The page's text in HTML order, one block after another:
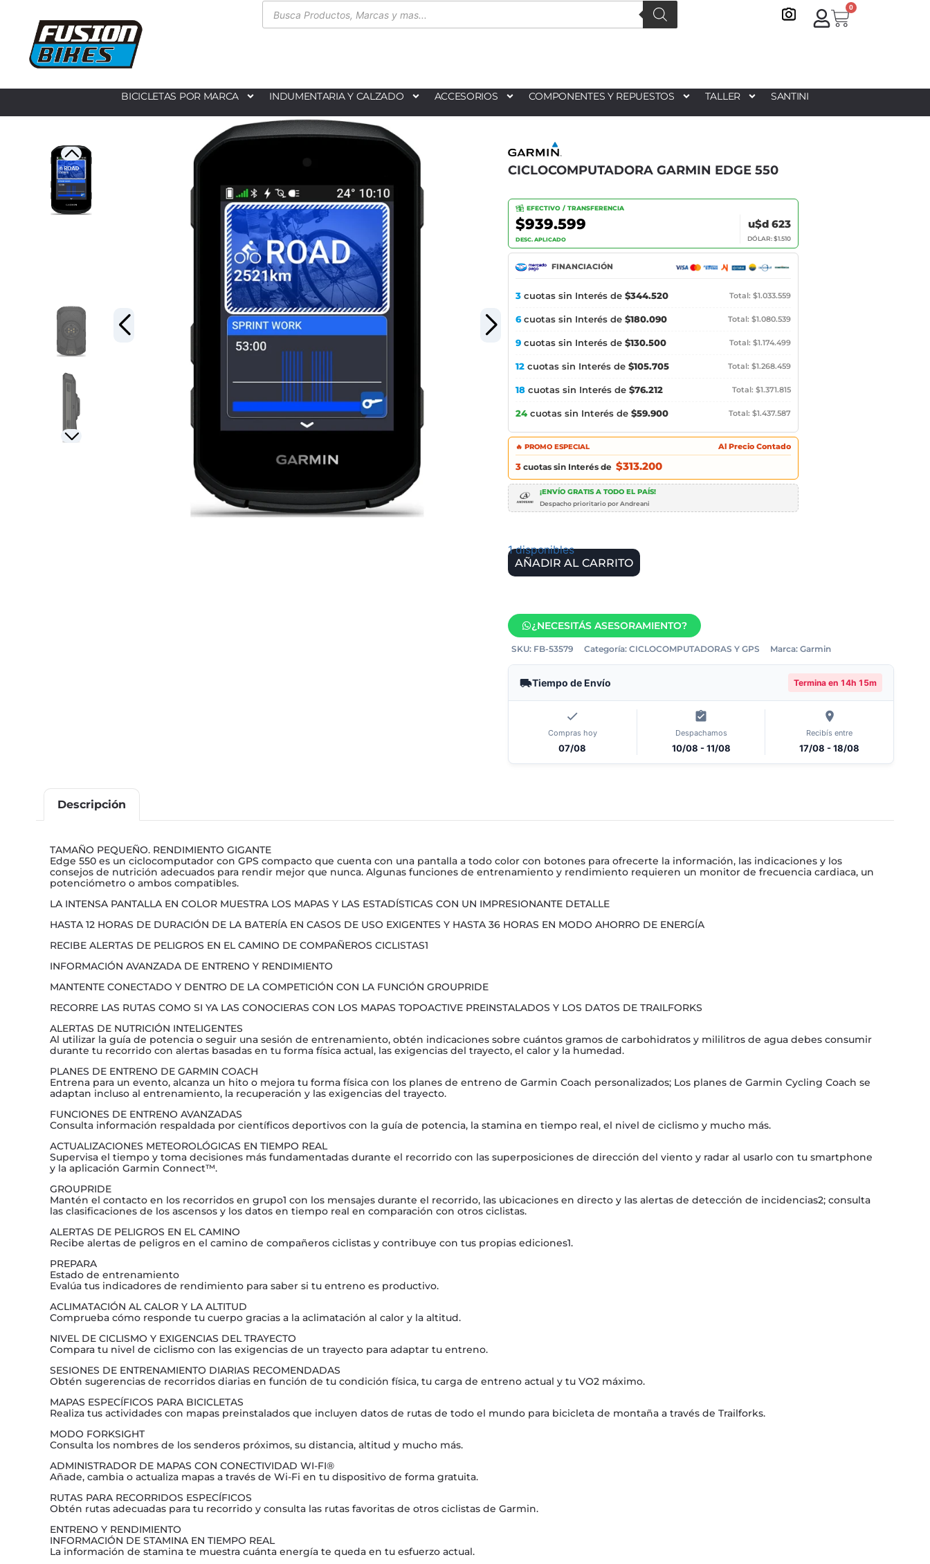
0
BICICLETAS POR MARCA INDUMENTARIA Y CALZADO ACCESORIOS COMPONENTES Y REPUESTOS TALLER SANTINI
CICLOCOMPUTADORA GARMIN EDGE 550
EFECTIVO / TRANSFERENCIA
$939.599
DESC. APLICADO
u$d 623
DÓLAR: $1.510
FINANCIACIÓN
3 cuotas sin Interés de $344.520 Total: $1.033.559
6cuotas sin Interés de $180.090 Total: $1.080.539
9 cuotas sin Interés de $130.500 Total: $1.174.499
12 cuotas sin Interés de $105.705 Total: $1.268.459
18 cuotas sin Interés de $76.212 Total: $1.371.815
24 cuotas sin Interés de $59.900 Total: $1.437.587
🔥 PROMO ESPECIAL Al Precio Contado
3 cuotas sin Interés de $313.200
¡ENVÍO GRATIS A TODO EL PAÍS!
Despacho prioritario por Andreani
1 disponibles
AÑADIR AL CARRITO
¿NECESITÁS ASESORAMIENTO?
SKU: FB-53579 Categoría: CICLOCOMPUTADORAS Y GPS Marca: Garmin
Tiempo de Envío Termina en 14h 15m
Compras hoy
07/08
Despachamos
10/08 - 11/08
Recibís entre
17/08 - 18/08
Descripción
TAMAÑO PEQUEÑO. RENDIMIENTO GIGANTE
Edge 550 es un ciclocomputador con GPS compacto que cuenta con una pantalla a todo color con botones para ofrecerte la información, las indicaciones y los
consejos de nutrición adecuados para rendir mejor que nunca. Algunas funciones de entrenamiento y rendimiento requieren un monitor de frecuencia cardiaca, un
potenciómetro o ambos compatibles.
LA INTENSA PANTALLA EN COLOR MUESTRA LOS MAPAS Y LAS ESTADÍSTICAS CON UN IMPRESIONANTE DETALLE
HASTA 12 HORAS DE DURACIÓN DE LA BATERÍA EN CASOS DE USO EXIGENTES Y HASTA 36 HORAS EN MODO AHORRO DE ENERGÍA
RECIBE ALERTAS DE PELIGROS EN EL CAMINO DE COMPAÑEROS CICLISTAS1
INFORMACIÓN AVANZADA DE ENTRENO Y RENDIMIENTO
MANTENTE CONECTADO Y DENTRO DE LA COMPETICIÓN CON LA FUNCIÓN GROUPRIDE
RECORRE LAS RUTAS COMO SI YA LAS CONOCIERAS CON LOS MAPAS TOPOACTIVE PREINSTALADOS Y LOS DATOS DE TRAILFORKS
ALERTAS DE NUTRICIÓN INTELIGENTES
Al utilizar la guía de potencia o seguir una sesión de entrenamiento, obtén indicaciones sobre cuántos gramos de carbohidratos y mililitros de agua debes consumir
durante tu recorrido con alertas basadas en tu forma física actual, las exigencias del trayecto, el calor y la humedad.
PLANES DE ENTRENO DE GARMIN COACH
Entrena para un evento, alcanza un hito o mejora tu forma física con los planes de entreno de Garmin Coach personalizados; Los planes de Garmin Cycling Coach se
adaptan incluso al entrenamiento, la recuperación y las exigencias del trayecto.
FUNCIONES DE ENTRENO AVANZADAS
Consulta información respaldada por científicos deportivos con la guía de potencia, la stamina en tiempo real, el nivel de ciclismo y mucho más.
ACTUALIZACIONES METEOROLÓGICAS EN TIEMPO REAL
Supervisa el tiempo y toma decisiones más fundamentadas durante el recorrido con las superposiciones de dirección del viento y radar al usarlo con tu smartphone
y la aplicación Garmin Connect™.
GROUPRIDE
Mantén el contacto en los recorridos en grupo1 con los mensajes durante el recorrido, las ubicaciones en directo y las alertas de detección de incidencias2; consulta
las clasificaciones de los ascensos y los datos en tiempo real en comparación con otros ciclistas.
ALERTAS DE PELIGROS EN EL CAMINO
Recibe alertas de peligros en el camino de compañeros ciclistas y contribuye con tus propias ediciones1.
PREPARA
Estado de entrenamiento
Evalúa tus indicadores de rendimiento para saber si tu entreno es productivo.
ACLIMATACIÓN AL CALOR Y LA ALTITUD
Comprueba cómo responde tu cuerpo gracias a la aclimatación al calor y la altitud.
NIVEL DE CICLISMO Y EXIGENCIAS DEL TRAYECTO
Compara tu nivel de ciclismo con las exigencias de un trayecto para adaptar tu entreno.
SESIONES DE ENTRENAMIENTO DIARIAS RECOMENDADAS
Obtén sugerencias de recorridos diarias en función de tu condición física, tu carga de entreno actual y tu VO2 máximo.
MAPAS ESPECÍFICOS PARA BICICLETAS
Realiza tus actividades con mapas preinstalados que incluyen datos de rutas de todo el mundo para bicicleta de montaña a través de Trailforks.
MODO FORKSIGHT
Consulta los nombres de los senderos próximos, su distancia, altitud y mucho más.
ADMINISTRADOR DE MAPAS CON CONECTIVIDAD WI-FI®
Añade, cambia o actualiza mapas a través de Wi-Fi en tu dispositivo de forma gratuita.
RUTAS PARA RECORRIDOS ESPECÍFICOS
Obtén rutas adecuadas para tu recorrido y consulta las rutas favoritas de otros ciclistas de Garmin.
ENTRENO Y RENDIMIENTO
INFORMACIÓN DE STAMINA EN TIEMPO REAL
La información de stamina te muestra cuánta energía te queda en tu esfuerzo actual.